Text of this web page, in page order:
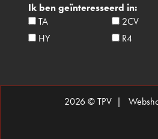
Ik ben geïnteresseerd in:
TA
2CV
HY
R4
2026 © TPV |